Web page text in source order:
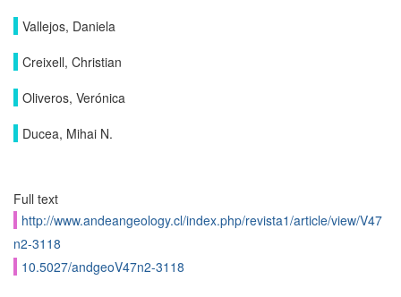
Vallejos, Daniela
Creixell, Christian
Oliveros, Verónica
Ducea, Mihai N.
Full text
http://www.andeangeology.cl/index.php/revista1/article/view/V47
n2-3118
10.5027/andgeoV47n2-3118